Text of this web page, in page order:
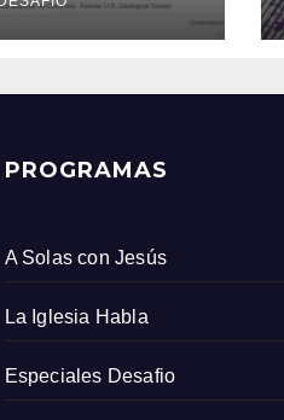
Geológico
PROGRAMAS
A Solas con Jesús
La Iglesia Habla
Especiales Desafio